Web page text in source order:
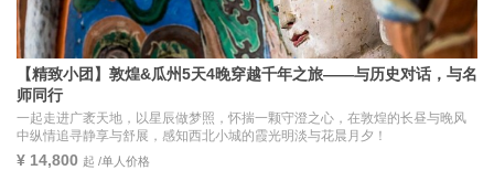
【精致小团】敦煌&瓜州5天4晚穿越千年之旅——与历史对话，与名
师同行
一起走进广袤天地，以星辰做梦照，怀揣一颗守澄之心，在敦煌的长昼与晚风
中纵情追寻静享与舒展，感知西北小城的霞光明淡与花晨月夕！
¥ 14,800 起 /单人价格